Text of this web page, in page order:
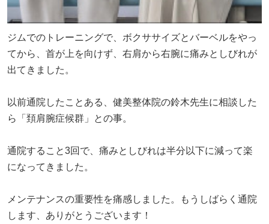
ジムでのトレーニングで、ボクササイズとバーベルをやっ
てから、首が上を向けず、右肩から右腕に痛みとしびれが
出てきました。
以前通院したことある、健美整体院の鈴木先生に相談した
ら「頚肩腕症候群」との事。
通院すること3回で、痛みとしびれは半分以下に減って楽
になってきました。
メンテナンスの重要性を痛感しました。もうしばらく通院
します、ありがとうございます！